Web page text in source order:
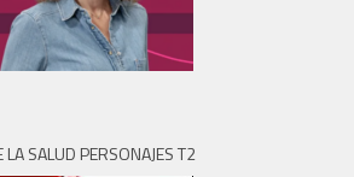
LA SALUD PERSONAJES T2